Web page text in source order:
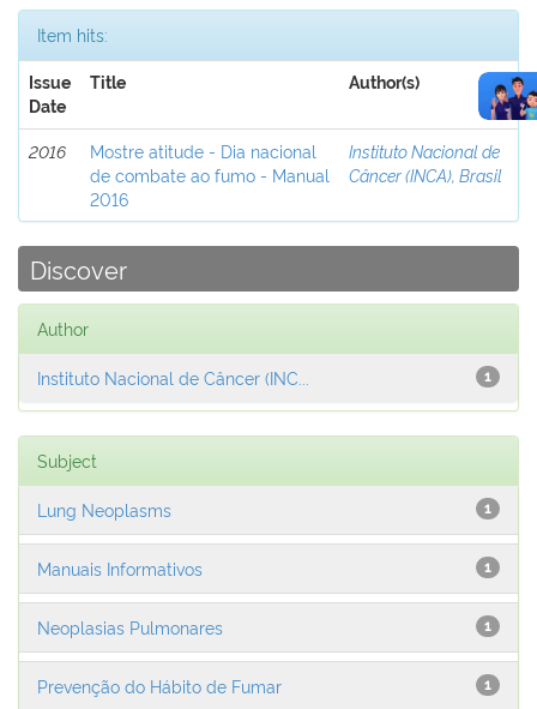
Item hits:
Issue
Date
Title Author(s)
2016
Mostre atitude - Dia nacional
de combate ao fumo - Manual
2016
Instituto Nacional de
Câncer (INCA), Brasil
Discover
Author
1
Instituto Nacional de Câncer (INC...
Subject
1
Lung Neoplasms
1
Manuais Informativos
1
Neoplasias Pulmonares
1
Prevenção do Hábito de Fumar